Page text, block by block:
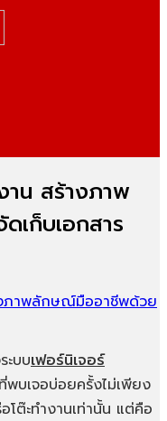
าน สร้างภาพ
เก็บเอกสาร
ะบบเฟอร์นิเจอร์
พบเจอบ่อยครั้งไม่เพียง
โต๊ะทำงานเท่านั้น แต่คือ